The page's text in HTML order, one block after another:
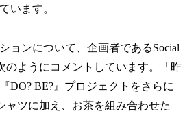
います。
ョンについて、企画者であるSocial
のようにコメントしています。「昨
DO? BE?』プロジェクトをさらに
ャツに加え、お茶を組み合わせた